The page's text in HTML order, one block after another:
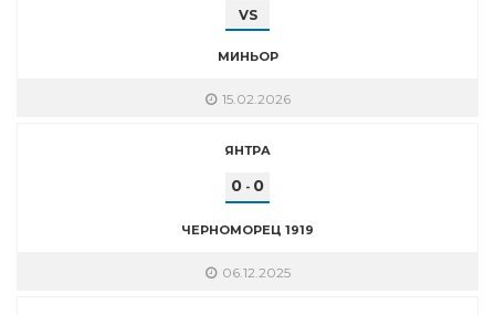
VS
МИНЬОР
15.02.2026
ЯНТРА
0 - 0
ЧЕРНОМОРЕЦ 1919
06.12.2025